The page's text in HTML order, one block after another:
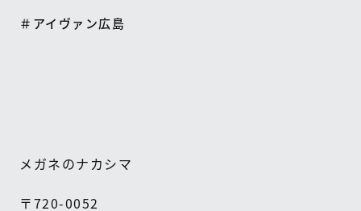
＃アイヴァン広島
メガネのナカシマ
〒720-0052